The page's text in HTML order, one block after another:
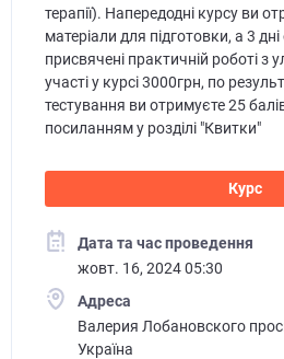
терапії). Напередодні курсу ви
матеріали для підготовки, а 3
присвячені практичній роботі з
участі у курсі 3000грн, по
тестування ви отримуєте 25
посиланням у розділі "Квитки"
Курс
Дата та час проведення
жовт. 16, 2024 05:30
Адреса
Валерия Лобановского
Україна